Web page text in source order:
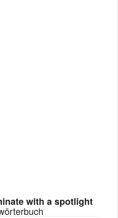
with a spotlight